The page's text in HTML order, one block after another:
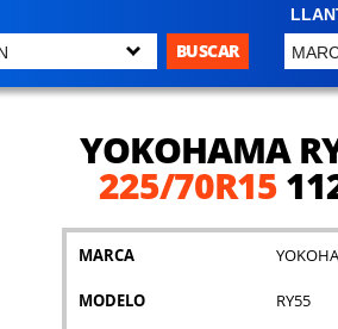
BUSCAR
YOKOHAMA
225/70R15
MARCA
MODELO RY55